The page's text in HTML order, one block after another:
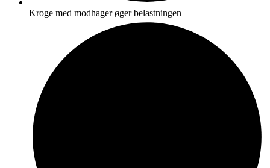
Kroge med modhager øger belastningen